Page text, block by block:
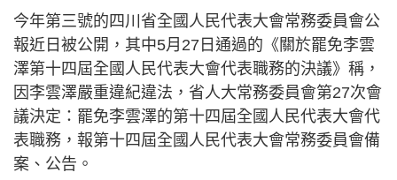
今年第三號的四川省全國人民代表大會常務委員會公
報近日被公開，其中5月27日通過的《關於罷免李雲
澤第十四屆全國人民代表大會代表職務的決議》稱，
因李雲澤嚴重違紀違法，省人大常務委員會第27次會
議決定：罷免李雲澤的第十四屆全國人民代表大會代
表職務，報第十四屆全國人民代表大會常務委員會備
案、公告。